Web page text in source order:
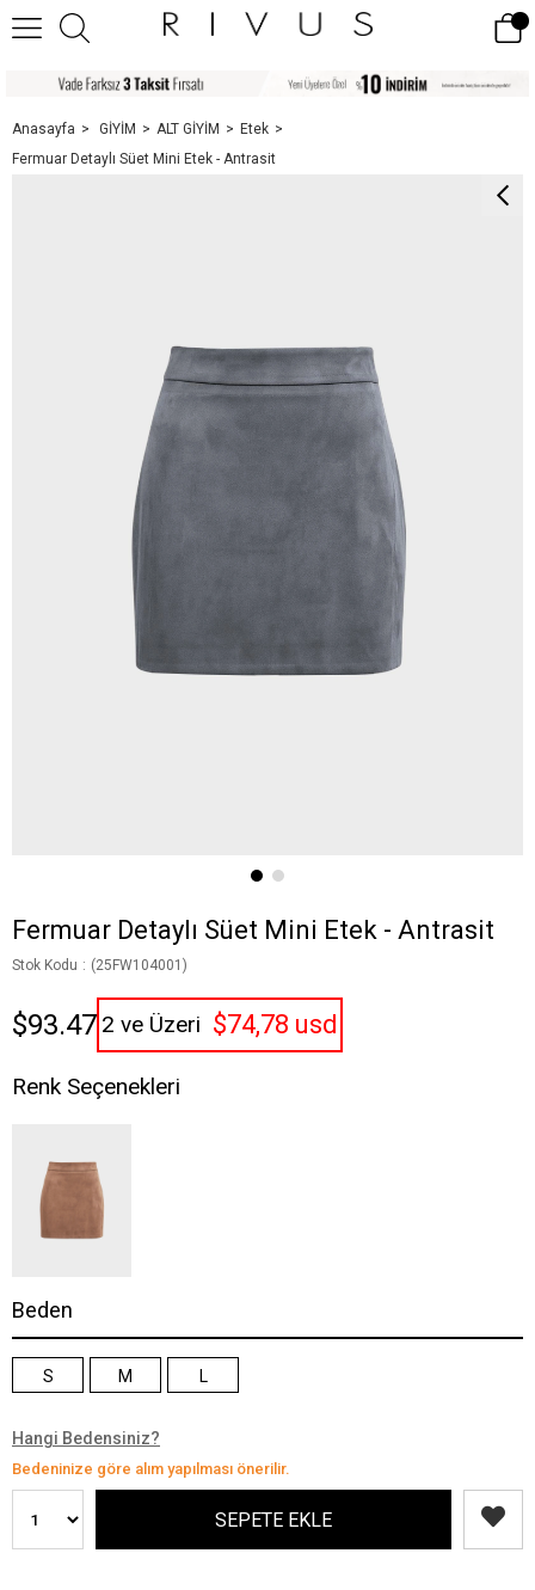
Anasayfa GİYİM ALT GİYİM
Etek
Fermuar Detaylı Süet Mini Etek - Antrasit
Fermuar Detaylı Süet Mini Etek - Antrasit
Stok Kodu (25FW104001)
$93.47 2 ve Üzeri $74,78 usd
Renk Seçenekleri
Beden
S M L
Hangi Bedensiniz?
Bedeninize göre alım yapılması önerilir.